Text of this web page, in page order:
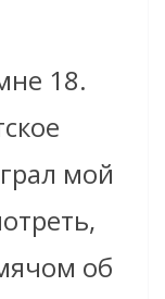
18.
мой
об